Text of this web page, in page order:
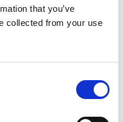
that you’ve
collected from your use
Susini
von